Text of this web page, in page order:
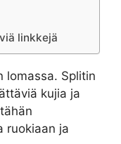
linkkejä
lomassa. Splitin
kujia ja
ruokiaan ja